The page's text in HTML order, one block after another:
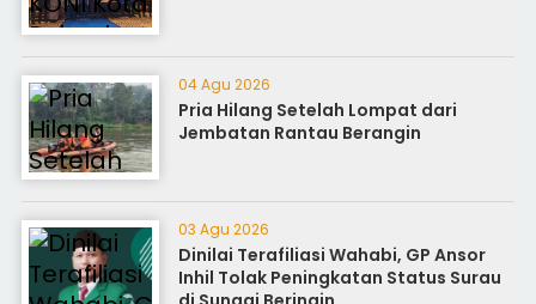
04 Agu 2026
Pria Hilang Setelah Lompat dari
Jembatan Rantau Berangin
03 Agu 2026
Dinilai Terafiliasi Wahabi, GP Ansor
Inhil Tolak Peningkatan Status Surau